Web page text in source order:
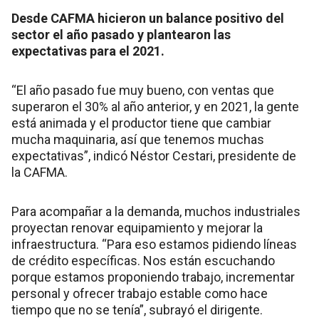
Desde CAFMA hicieron un balance positivo del
sector el año pasado y plantearon las
expectativas para el 2021.
“El año pasado fue muy bueno, con ventas que
superaron el 30% al año anterior, y en 2021, la gente
está animada y el productor tiene que cambiar
mucha maquinaria, así que tenemos muchas
expectativas”, indicó Néstor Cestari, presidente de
la CAFMA.
Para acompañar a la demanda, muchos industriales
proyectan renovar equipamiento y mejorar la
infraestructura. “Para eso estamos pidiendo líneas
de crédito específicas. Nos están escuchando
porque estamos proponiendo trabajo, incrementar
personal y ofrecer trabajo estable como hace
tiempo que no se tenía”, subrayó el dirigente.